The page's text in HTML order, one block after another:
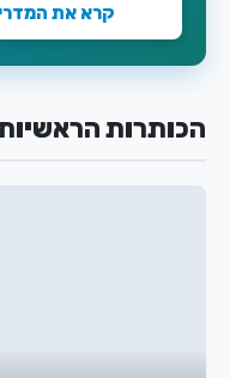
קרא את
הכותרות